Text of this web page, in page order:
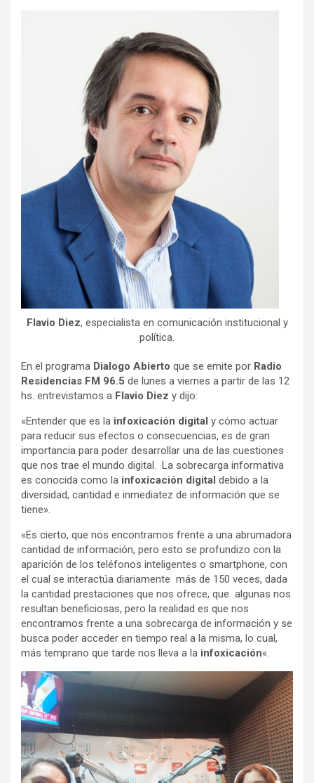
Flavio Diez, especialista en comunicación institucional y
política.
En el programa Dialogo Abierto que se emite por Radio
Residencias FM 96.5 de lunes a viernes a partir de las 12
hs. entrevistamos a Flavio Diez y dijo:
«Entender que es la infoxicación digital y cómo actuar
para reducir sus efectos o consecuencias, es de gran
importancia para poder desarrollar una de las cuestiones
que nos trae el mundo digital. La sobrecarga informativa
es conocida como la infoxicación digital debido a la
diversidad, cantidad e inmediatez de información que se
tiene».
«Es cierto, que nos encontramos frente a una abrumadora
cantidad de información, pero esto se profundizo con la
aparición de los teléfonos inteligentes o smartphone, con
el cual se interactúa diariamente más de 150 veces, dada
la cantidad prestaciones que nos ofrece, que algunas nos
resultan beneficiosas, pero la realidad es que nos
encontramos frente a una sobrecarga de información y se
busca poder acceder en tiempo real a la misma, lo cual,
más temprano que tarde nos lleva a la infoxicación«.